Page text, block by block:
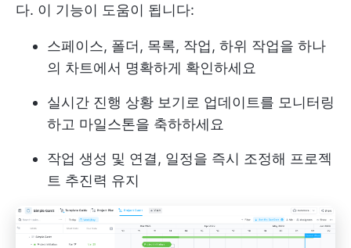
다. 이 기능이 도움이 됩니다:
스페이스, 폴더, 목록, 작업, 하위 작업을 하나
의 차트에서 명확하게 확인하세요
실시간 진행 상황 보기로 업데이트를 모니터링
하고 마일스톤을 축하하세요
작업 생성 및 연결, 일정을 즉시 조정해 프로젝
트 추진력 유지